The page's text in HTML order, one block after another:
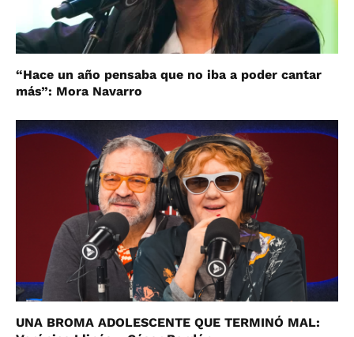
“Hace un año pensaba que no iba a poder cantar
más”: Mora Navarro
UNA BROMA ADOLESCENTE QUE TERMINÓ MAL: